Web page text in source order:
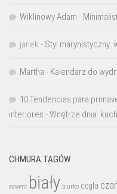
Wiklinowy Adam -
janek - Styl marynistyczny:
Martha - Kalendarz do
10 Tendencias para
interiores -Wnętrze dnia:
CHMURA TAGÓW
adwent biały biurko cegła